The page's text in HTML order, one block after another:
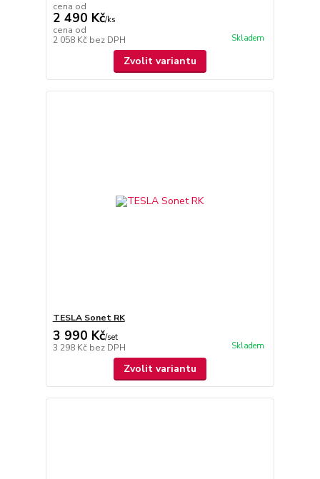
cena od
2 490 Kč/ks
cena od
2 058 Kč bez DPH Skladem
Zvolit variantu
TESLA Sonet RK
3 990 Kč/set
3 298 Kč bez DPH Skladem
Zvolit variantu